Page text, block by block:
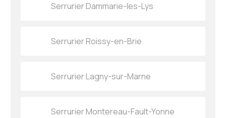
Serrurier Dammarie-les-Lys
Serrurier Roissy-en-Brie
Serrurier Lagny-sur-Marne
Serrurier Montereau-Fault-Yonne